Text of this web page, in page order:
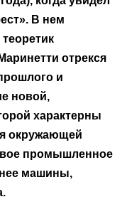
В нем
отрекся
и
новой,
характерны
окружающей
промышленное
машины,